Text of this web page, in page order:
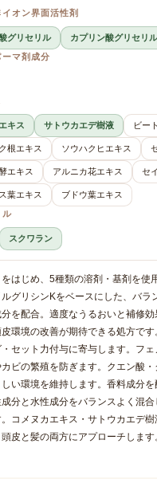
オン界面活性剤
グリセリル カプリン酸グリセリル
マ剤成分
キス サトウカエデ樹液 ビー
根エキス ソウハクヒエキス
エキス アルニカ花エキス セ
葉エキス
ブドウ葉エキス
ル
スクワラン
はじめ、5種類の溶剤・基剤を使
グリシンKをベースにした、バ
を配合。適度なうるおいと補修
環境の改善が期待できる処方で
セット力付与に寄与します。フ
ビの繁殖を防ぎます。クエン酸
い環境を維持します。香料成分
分と水性成分をバランスよく混
コメヌカエキス・サトウカエデ
皮と髪の両方にアプローチしま